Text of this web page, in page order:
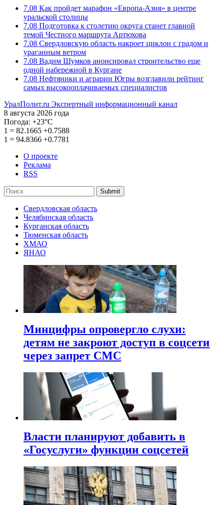
7.08 Как пройдет марафон «Европа-Азия» в центре
уральской столицы
7.08 Подготовка к столетию округа станет главной
темой Честного маршрута Артюхова
7.08 Свердловскую область накроет циклон с градом и
ураганным ветром
7.08 Вадим Шумков анонсировал строительство еще
одной набережной в Кургане
7.08 Нефтяники и аграрии Югры возглавили рейтинг
самых высокооплачиваемых специалистов
УралПолит.ru Экспертный информационный канал
8 августа 2026 года
Погода: +23°С
1 = 82.1665 +0.7588
1 = 94.8366 +0.7781
О проекте
Реклама
RSS
Submit
Свердловская область
Челябинская область
Курганская область
Тюменская область
ХМАО
ЯНАО
Минцифры опровергло слухи:
детям не закроют доступ в соцсети
через запрет СМС
Власти планируют добавить в
«Госуслуги» функции соцсетей